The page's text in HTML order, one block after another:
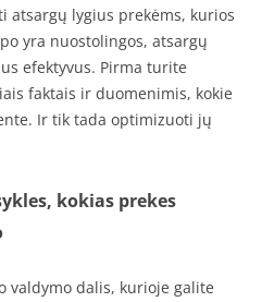
atsargų lygius prekėms, kurios
yra nuostolingos, atsargų
efektyvus. Pirma turite
faktais ir duomenimis, kokie
Ir tik tada optimizuoti jų
kokias prekes
valdymo dalis, kurioje galite